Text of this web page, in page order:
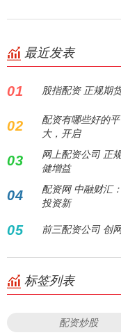
最近发表
01 股指配资 正规期
02
配资有哪些好的
大，开启
03
网上配资公司 正
健增益
04
配资网 中融财汇
投资新
05 前三配资公司 创
标签列表
配资炒股